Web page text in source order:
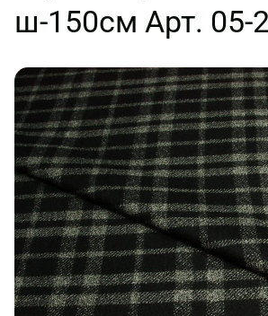
ш-150см Арт. 05-